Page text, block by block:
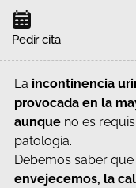
Pedir cita
La incontinencia
provocada en la
aunqueno es
patología.
Debemos saber
envejecemos, la